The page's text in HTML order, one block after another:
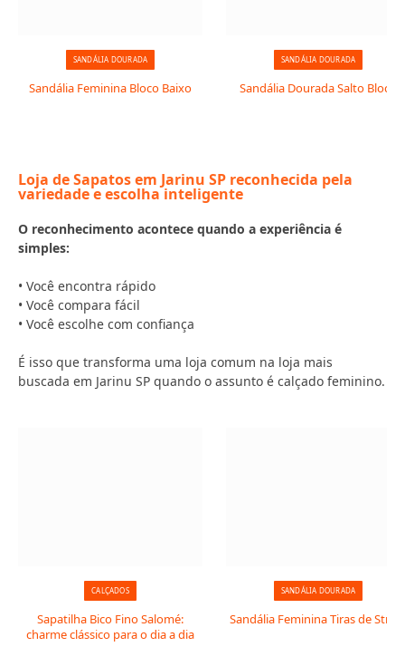
SANDÁLIA DOURADA
Sandália Feminina Bloco Baixo
SANDÁLIA DOURADA
Sandália Dourada Salto Bloco
Loja de Sapatos em Jarinu SP reconhecida pela
variedade e escolha inteligente
O reconhecimento acontece quando a experiência é
simples:
• Você encontra rápido
• Você compara fácil
• Você escolhe com confiança
É isso que transforma uma loja comum na loja mais
buscada em Jarinu SP quando o assunto é calçado feminino.
CALÇADOS
Sapatilha Bico Fino Salomé:
charme clássico para o dia a dia
SANDÁLIA DOURADA
Sandália Feminina Tiras de